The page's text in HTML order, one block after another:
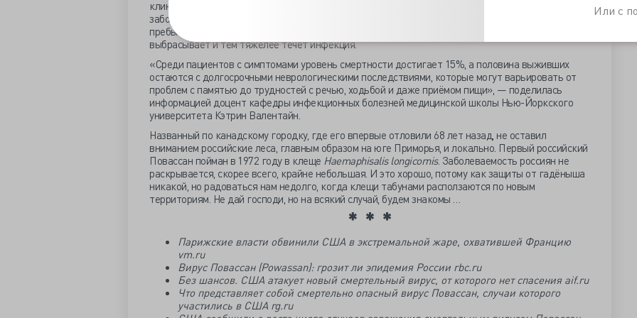
Или с
клинических проявлений – от лёгкой «простуды» до смертельного поражения ЦНС,
заболеваемость может быть выше. Особенность – передача вируса Повассан за четверть часа
пребывания клеща на коже, чем дольше он на человеке, тем больше болезнетворных агентов
выбрасывает и тем тяжелее течёт инфекция.
«Среди пациентов с симптомами уровень смертности достигает 15%, а половина выживших
остаются с долгосрочными неврологическими последствиями, которые могут варьировать от
проблем с памятью до трудностей с речью, ходьбой и даже приёмом пищи», — поделилась
информацией доцент кафедры инфекционных болезней медицинской школы Нью-Йоркского
университета Кэтрин Валентайн.
Названный по канадскому городку, где его впервые отловили 68 лет назад, не оставил
вниманием российские леса, главным образом на юге Приморья, и локально. Первый российский
Повассан пойман в 1972 году в клеще Haemaphisalis longicornis. Заболеваемость россиян не
раскрывается, скорее всего, крайне небольшая. И это хорошо, потому как защиты от гадёныша
никакой, но радоваться нам недолго, когда клещи табунами расползаются по новым
территориям. Не дай господи, но на всякий случай, будем знакомы …
Парижские власти обвинили США в экстремальной жаре, охватившей Францию
vm.ru
Вирус Повассан (Powassan): грозит ли эпидемия России rbc.ru
Без шансов. США атакует новый смертельный вирус, от которого нет спасения aif.ru
Что представляет собой смертельно опасный вирус Повассан, случаи которого
участились в США rg.ru